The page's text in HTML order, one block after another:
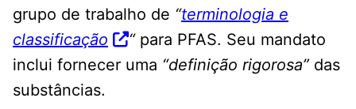
grupo de trabalho de “terminologia e
classificação
“para PFAS. Seu mandato
inclui fornecer uma “definição rigorosa” das
substâncias.